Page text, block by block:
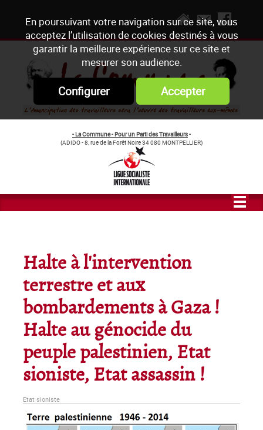
En poursuivant votre navigation sur ce site, vous
acceptez l’utilisation de cookies destinés à vous
garantir la meilleure expérience sur ce site et
mesurer son audience.
Configurer Accepter
- La Commune - Pour un Parti des Travailleurs-
(ADIDO - 8, rue de la Forêt Noire 34 080 MONTPELLIER)
Halte à l'intervention
terrestre et aux
bombardements à Gaza !
Halte au génocide du
peuple palestinien, Etat
sioniste, Etat assassin !
Etat sioniste